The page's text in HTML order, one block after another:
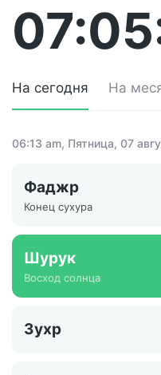
На сегодня На
06:13 am, Пятница, 07
Фаджр
Конец сухура
Шурук
Восход солнца
Зухр